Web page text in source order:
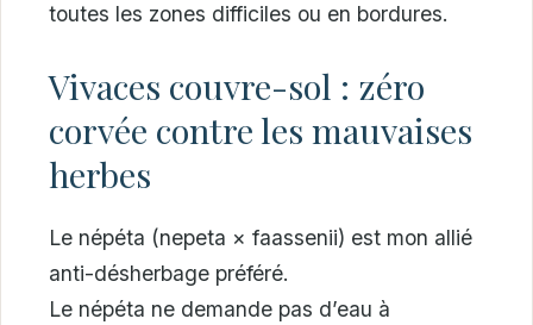
toutes les zones difficiles ou en bordures.
Vivaces couvre-sol : zéro
corvée contre les mauvaises
herbes
Le népéta (nepeta × faassenii) est mon allié
anti-désherbage préféré.
Le népéta ne demande pas d’eau à